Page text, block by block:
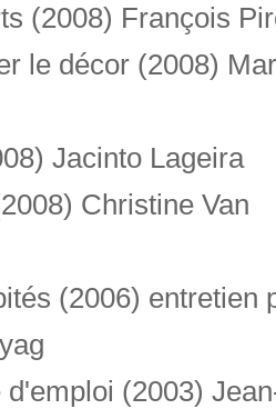
(2008) François
le décor (2008)
Jacinto Lageira
Christine Van
(2006) entretien
(2003)